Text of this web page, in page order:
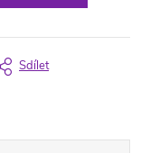
Sdílet